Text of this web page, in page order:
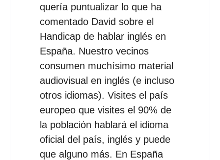
quería puntualizar lo que ha
comentado David sobre el
Handicap de hablar inglés en
España. Nuestro vecinos
consumen muchísimo material
audiovisual en inglés (e incluso
otros idiomas). Visites el país
europeo que visites el 90% de
la población hablará el idioma
oficial del país, inglés y puede
que alguno más. En España